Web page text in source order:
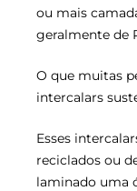
ou mais
geralmente de
O que muitas
intercalars
Esses
reciclados ou
laminado uma